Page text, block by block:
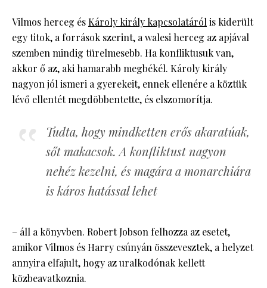
Vilmos herceg ésKároly király kapcsolatárólis kiderült
egy titok, a források szerint, a walesi herceg az apjával
szemben mindig türelmesebb. Ha konfliktusuk van,
akkor ő az, aki hamarabb megbékél. Károly király
nagyon jól ismeri a gyerekeit, ennek ellenére a köztük
lévő ellentét megdöbbentette, és elszomorítja.
Tudta, hogy mindketten erős akaratúak,
sőt makacsok. A konfliktust nagyon
nehéz kezelni, és magára a monarchiára
is káros hatással lehet
– áll a könyvben. Robert Jobson felhozza az esetet,
amikor Vilmos és Harry csúnyán összevesztek, a helyzet
annyira elfajult, hogy az uralkodónak kellett
közbeavatkoznia.